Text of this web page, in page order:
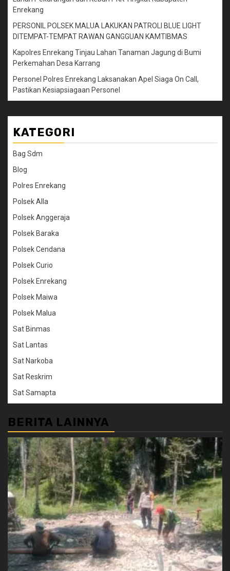
Enrekang
PERSONIL POLSEK MALUA LAKUKAN PATROLI BLUE LIGHT
DITEMPAT-TEMPAT RAWAN GANGGUAN KAMTIBMAS
Kapolres Enrekang Tinjau Lahan Tanaman Jagung di Bumi
Perkemahan Desa Karrang
Personel Polres Enrekang Laksanakan Apel Siaga On Call,
Pastikan Kesiapsiagaan Personel
KATEGORI
Bag Sdm
Blog
Polres Enrekang
Polsek Alla
Polsek Anggeraja
Polsek Baraka
Polsek Cendana
Polsek Curio
Polsek Enrekang
Polsek Maiwa
Polsek Malua
Sat Binmas
Sat Lantas
Sat Narkoba
Sat Reskrim
Sat Samapta
BERITA LAINNYA